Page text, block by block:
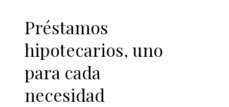
Préstamos
hipotecarios, uno
para cada
necesidad